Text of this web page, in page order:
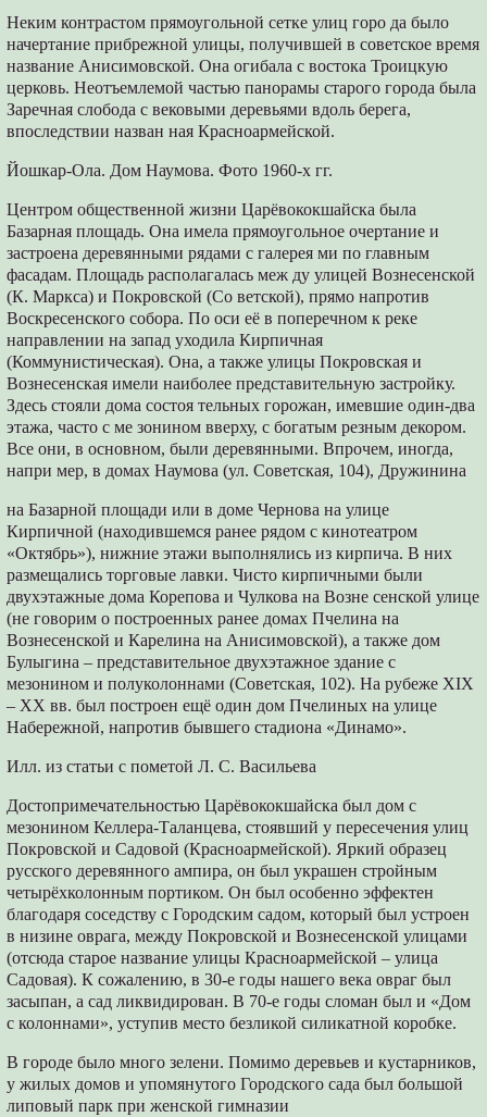
Неким контрастом прямоугольной сетке улиц горо да было
начертание прибрежной улицы, получившей в советское время
название Анисимовской. Она огибала с востока Троицкую
церковь. Неотъемлемой частью панорамы старого города была
Заречная слобода с вековыми деревьями вдоль берега,
впоследствии назван ная Красноармейской.
Йошкар-Ола. Дом Наумова. Фото 1960-х гг.
Центром общественной жизни Царёвококшайска была
Базарная площадь. Она имела прямоугольное очертание и
застроена деревянными рядами с галерея ми по главным
фасадам. Площадь располагалась меж ду улицей Вознесенской
(К. Маркса) и Покровской (Со ветской), прямо напротив
Воскресенского собора. По оси её в поперечном к реке
направлении на запад уходила Кирпичная
(Коммунистическая). Она, а также улицы Покровская и
Вознесенская имели наиболее представительную застройку.
Здесь стояли дома состоя тельных горожан, имевшие один-два
этажа, часто с ме зонином вверху, с богатым резным декором.
Все они, в основном, были деревянными. Впрочем, иногда,
напри мер, в домах Наумова (ул. Советская, 104), Дружинина
на Базарной площади или в доме Чернова на улице
Кирпичной (находившемся ранее рядом с кинотеатром
«Октябрь»), нижние этажи выполнялись из кирпича. В них
размещались торговые лавки. Чисто кирпичными были
двухэтажные дома Корепова и Чулкова на Возне сенской улице
(не говорим о построенных ранее домах Пчелина на
Вознесенской и Карелина на Анисимовской), а также дом
Булыгина – представительное двухэтажное здание с
мезонином и полуколоннами (Советская, 102). На рубеже ХIХ
– XX вв. был построен ещё один дом Пчелиных на улице
Набережной, напротив бывшего стадиона «Динамо».
Илл. из статьи с пометой Л. С. Васильева
Достопримечательностью Царёвококшайска был дом с
мезонином Келлера-Таланцева, стоявший у пересечения улиц
Покровской и Садовой (Красноармейской). Яркий образец
русского деревянного ампира, он был украшен стройным
четырёхколонным портиком. Он был особенно эффектен
благодаря соседству с Городским садом, который был устроен
в низине оврага, между Покровской и Вознесенской улицами
(отсюда старое название улицы Красноармейской – улица
Садовая). К сожалению, в 30-е годы нашего века овраг был
засыпан, а сад ликвидирован. В 70-е годы сломан был и «Дом
с колоннами», уступив место безликой силикатной коробке.
В городе было много зелени. Помимо деревьев и кустарников,
у жилых домов и упомянутого Городского сада был большой
липовый парк при женской гимназии